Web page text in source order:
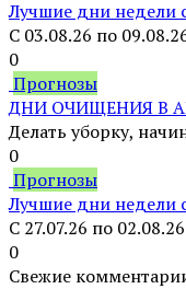
Лучшие дни недели
С 03.08.26 по
0
Прогнозы
ДНИ ОЧИЩЕНИЯ В
Делать уборку,
0
Прогнозы
Лучшие дни недели
С 27.07.26 по
0
Свежие